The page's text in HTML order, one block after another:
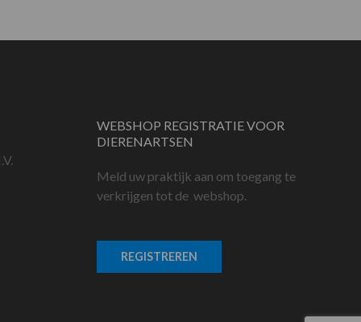
WEBSHOP REGISTRATIE VOOR
DIERENARTSEN
Meld uw praktijk aan om toegang te
verkrijgen tot de webshop.
REGISTREREN